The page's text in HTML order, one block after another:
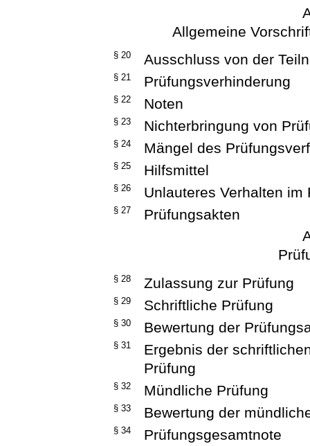
Allgemeine
§ 20 Ausschluss von der
§ 21 Prüfungsverhinderung
§ 22 Noten
§ 23 Nichterbringung von
§ 24 Mängel des
§ 25 Hilfsmittel
§ 26 Unlauteres Verhalten im
§ 27
Prüfungsakten
§ 28 Zulassung zur Prüfung
§ 29 Schriftliche Prüfung
§ 30 Bewertung der
§ 31
Ergebnis der
Prüfung
§ 32 Mündliche Prüfung
§ 33 Bewertung der
§ 34 Prüfungsgesamtnote